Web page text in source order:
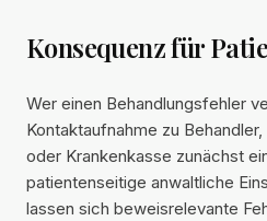
Konsequenz für
Wer einen Behandlungsfehler
Kontaktaufnahme zu
oder Krankenkasse zunächst
patientenseitige anwaltliche
lassen sich beweisrelevante